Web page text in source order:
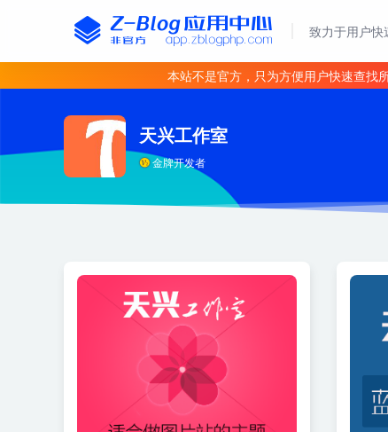
致力于用户快
本站不是官方，只为方便用户快速查找
天兴工作室
金牌开发者